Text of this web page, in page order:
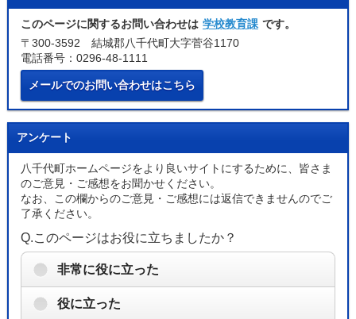
このページに関するお問い合わせは 学校教育課 です。
〒300-3592 結城郡八千代町大字菅谷1170
電話番号：0296-48-1111
メールでのお問い合わせはこちら
アンケート
八千代町ホームページをより良いサイトにするために、皆さま
のご意見・ご感想をお聞かせください。
なお、この欄からのご意見・ご感想には返信できませんのでご
了承ください。
Q.このページはお役に立ちましたか？
非常に役に立った
役に立った